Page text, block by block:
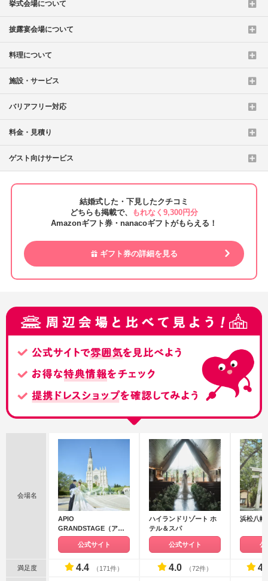
挙式会場について
披露宴会場について
料理について
施設・サービス
バリアフリー対応
料金・見積り
ゲスト向けサービス
結婚式した・下見したクチコミ
どちらも掲載で、
もれなく9,300円分
Amazonギフト券・nanacoギフトがもらえる！
ギフト券の詳細を見る
会場名
APIO
GRANDSTAGE（アピ
オ グランドステージ）
公式サイト
ハイランドリゾート ホ
テル＆スパ
公式サイト
浜松八
公
満足度 4.4 （171件） 4.0 （72件）